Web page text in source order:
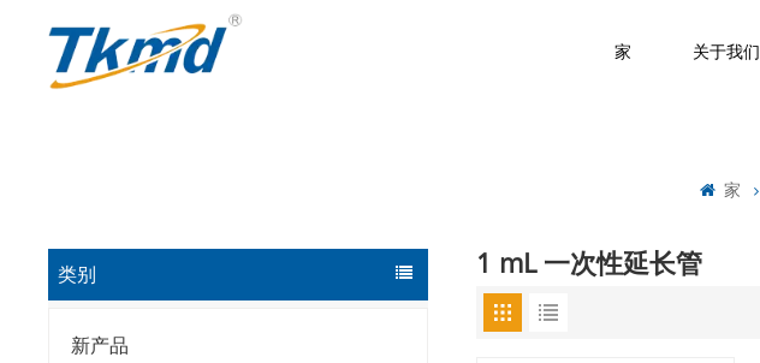
家 关于我们
家
类别
新产品
1 mL 一次性延长管